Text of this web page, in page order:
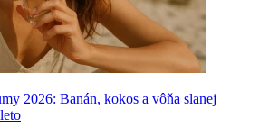
2026: Banán, kokos a vôňa slanej